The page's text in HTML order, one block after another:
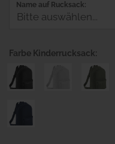
Name auf Rucksack:
Farbe Kinderrucksack: